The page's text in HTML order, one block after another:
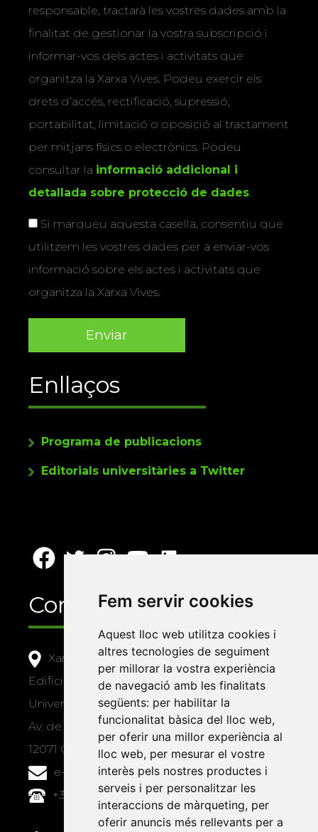
Fem servir cookies
Aquest lloc web utilitza cookies i
altres tecnologies de seguiment
per millorar la vostra experiència
de navegació amb les finalitats
següents: per habilitar la
funcionalitat bàsica del lloc web,
per oferir una millor experiència al
lloc web, per mesurar el vostre
interès pels nostres productes i
serveis i per personalitzar les
interaccions de màrqueting, per
oferir anuncis més rellevants per a
responsable, tractarà les vostres dades amb la
finalitat de gestionar la vostra subscripció i
informar-vos dels actes i activitats que
organitza la Xarxa Vives. Podeu exercir els
drets d’accés, rectificació, supressió,
portabilitat, limitació o oposició al tractament
per mitjans físics o electrònics. Podeu
consultar la informació addicional i
detallada sobre protecció de dades
Si marqueu aquesta casella, consentiu que
utilitzem les vostres dades per a enviar-vos
informació sobre els actes i activitats que
organitza la Xarxa Vives.
Enllaços
Programa de publicacions
Editorials universitàries a Twitter
Contacte
Xarxa Vives d'Universitats
Edifici Àgora
Universitat Jaume I, local 10
Av. de Vicent Sos Baynat, s/n
12071 Castelló de la Plana
e-buc@vives.org
+34 964 72 89 93